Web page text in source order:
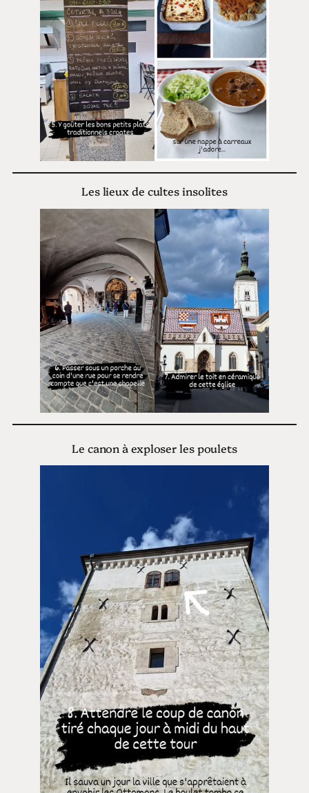
Les lieux de cultes insolites
Le canon à exploser les poulets